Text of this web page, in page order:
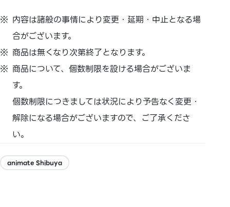
内容は諸般の事情により変更・延期・中止となる場
合がございます。
商品は無くなり次第終了となります。
商品について、個数制限を設ける場合がございま
す。
個数制限につきましては状況により予告なく変更・
解除になる場合がございますので、ご了承くださ
い。
animate Shibuya